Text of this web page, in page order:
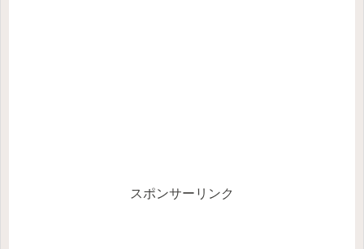
スポンサーリンク